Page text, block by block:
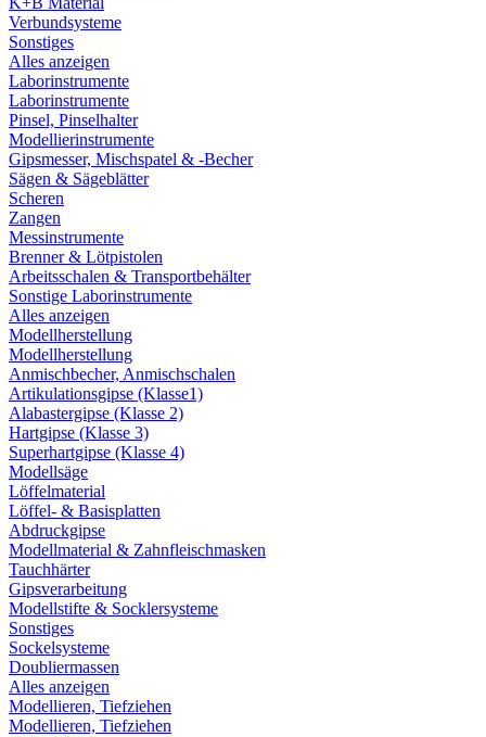
Verbundsysteme
Sonstiges
Alles anzeigen
Laborinstrumente
Laborinstrumente
Pinsel, Pinselhalter
Modellierinstrumente
Gipsmesser, Mischspatel & -Becher
Sägen & Sägeblätter
Scheren
Zangen
Messinstrumente
Brenner & Lötpistolen
Arbeitsschalen & Transportbehälter
Sonstige Laborinstrumente
Alles anzeigen
Modellherstellung
Modellherstellung
Anmischbecher, Anmischschalen
Artikulationsgipse (Klasse1)
Alabastergipse (Klasse 2)
Hartgipse (Klasse 3)
Superhartgipse (Klasse 4)
Modellsäge
Löffelmaterial
Löffel- & Basisplatten
Abdruckgipse
Modellmaterial & Zahnfleischmasken
Tauchhärter
Gipsverarbeitung
Modellstifte & Socklersysteme
Sonstiges
Sockelsysteme
Doubliermassen
Alles anzeigen
Modellieren, Tiefziehen
Modellieren, Tiefziehen